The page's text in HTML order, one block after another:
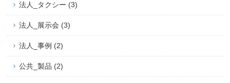
法人_タクシー (3)
法人_展示会 (3)
法人_事例 (2)
公共_製品 (2)